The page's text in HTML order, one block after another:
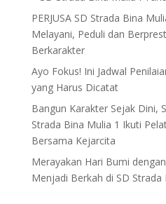
PERJUSA SD Strada Bina
Melayani, Peduli dan
Berkarakter
Ayo Fokus! Ini Jadwal
yang Harus Dicatat
Bangun Karakter Sejak Dini,
Strada Bina Mulia 1 Ikuti
Bersama Kejarcita
Merayakan Hari Bumi
Menjadi Berkah di SD Strada